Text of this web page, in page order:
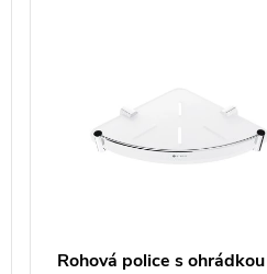
Rohová police s